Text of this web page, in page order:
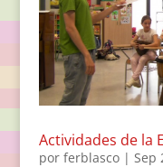
Actividades de la
por ferblasco| Sep